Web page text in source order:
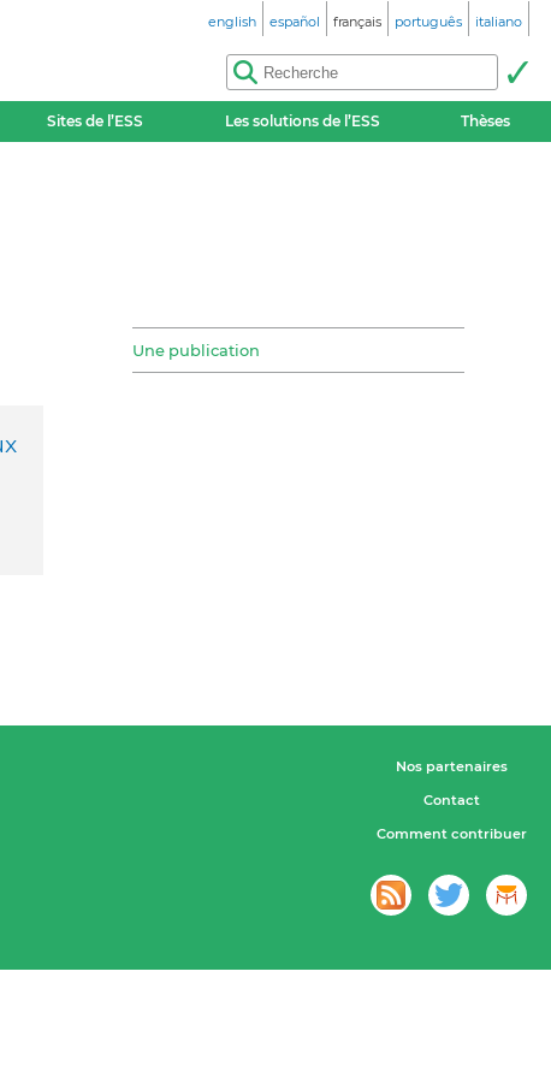
english español français português italiano
Sites de l’ESS Les solutions de l’ESS Thèses
Une publication
Nos partenaires
Contact
Comment contribuer